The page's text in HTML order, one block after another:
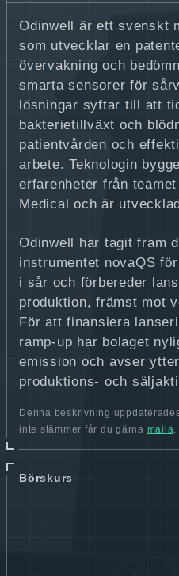
Odinwell är ett svenskt
som utvecklar en
övervakning och
smarta sensorer för
lösningar syftar till att
bakterietillväxt och
patientvården och
arbete. Teknologin
erfarenheter från
Medical och är
Odinwell har tagit fram
instrumentet novaQS
i sår och förbereder
produktion, främst mot
För att finansiera
ramp-up har bolaget
emission och avser
produktions- och
Denna beskrivning
inte stämmer får du gärna maila.
Börskurs